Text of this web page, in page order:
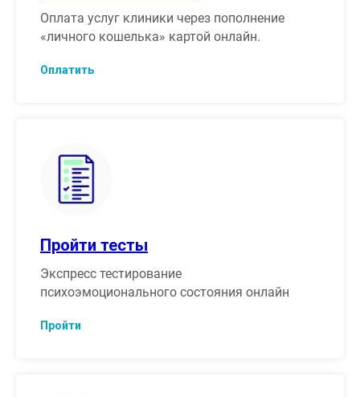
Оплата услуг клиники через пополнение
«личного кошелька» картой онлайн.
Оплатить
Пройти тесты
Экспресс тестирование
психоэмоционального состояния онлайн
Пройти